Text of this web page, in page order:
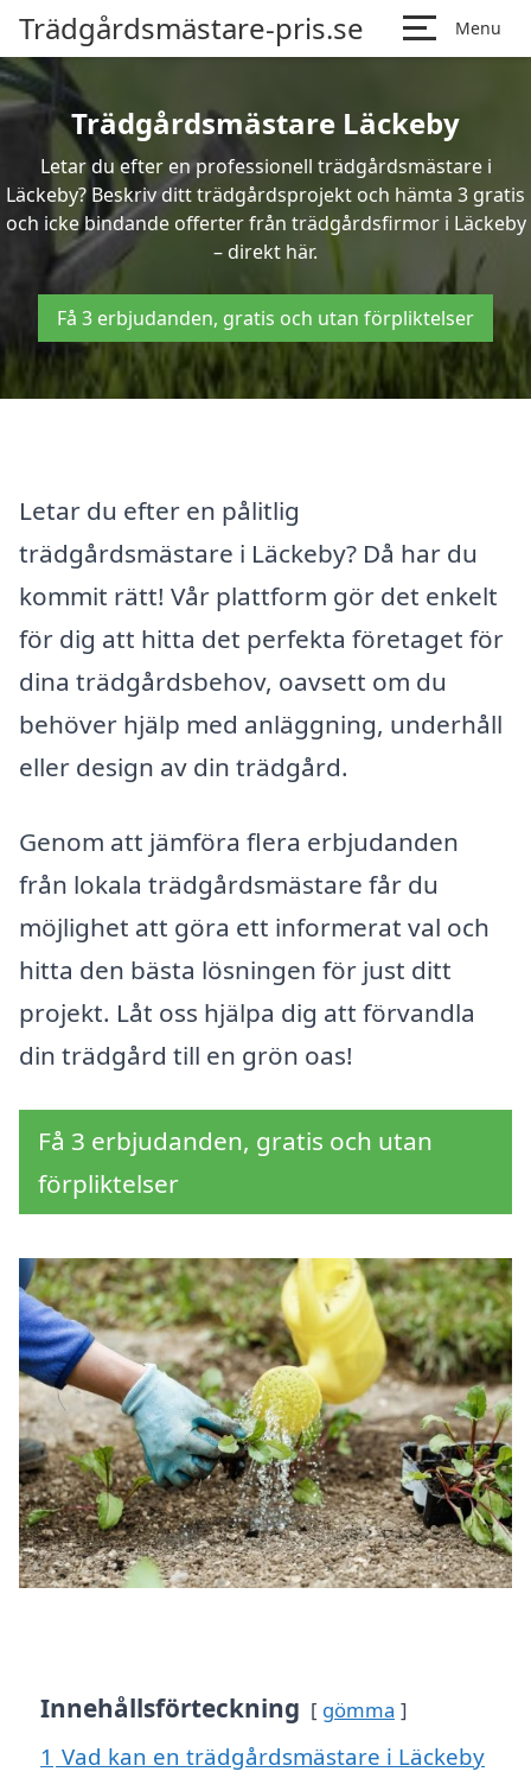
Trädgårdsmästare-pris.se Menu
Trädgårdsmästare Läckeby
Letar du efter en professionell trädgårdsmästare i
Läckeby? Beskriv ditt trädgårdsprojekt och hämta 3 gratis
och icke bindande offerter från trädgårdsfirmor i Läckeby
– direkt här.
Få 3 erbjudanden, gratis och utan förpliktelser
Letar du efter en pålitlig
trädgårdsmästare i Läckeby? Då har du
kommit rätt! Vår plattform gör det enkelt
för dig att hitta det perfekta företaget för
dina trädgårdsbehov, oavsett om du
behöver hjälp med anläggning, underhåll
eller design av din trädgård.
Genom att jämföra flera erbjudanden
från lokala trädgårdsmästare får du
möjlighet att göra ett informerat val och
hitta den bästa lösningen för just ditt
projekt. Låt oss hjälpa dig att förvandla
din trädgård till en grön oas!
Få 3 erbjudanden, gratis och utan
förpliktelser
Innehållsförteckning gömma
1 Vad kan en trädgårdsmästare i Läckeby